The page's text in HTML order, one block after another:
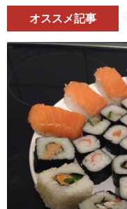
オススメ記事